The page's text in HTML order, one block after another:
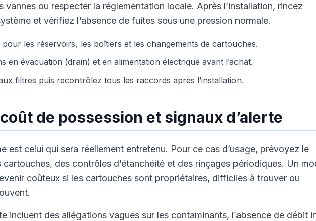
vannes ou respecter la réglementation locale. Après l’installation, rincez
et vérifiez l’absence de fuites sous une pression normale.
pour les réservoirs, les boîtiers et les changements de cartouches.
en évacuation (drain) et en alimentation électrique avant l’achat.
filtres puis recontrôlez tous les raccords après l’installation.
de possession et signaux d’alerte
est celui qui sera réellement entretenu. Pour ce cas d’usage, prévoyez le
cartouches, des contrôles d’étanchéité et des rinçages périodiques. Un
coûteux si les cartouches sont propriétaires, difficiles à trouver ou
incluent des allégations vagues sur les contaminants, l’absence de débit